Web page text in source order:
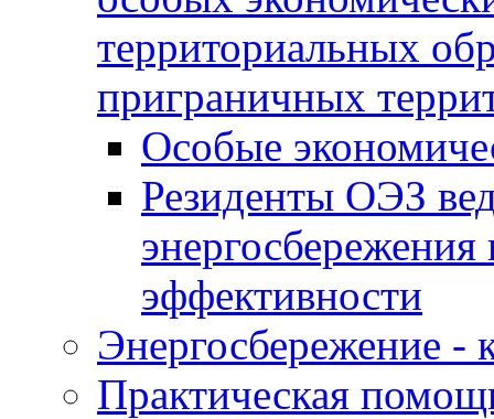
территориальных
приграничных
Особые
Резиденты ОЭЗ
эффективности
Энергосбережение -
Практическая